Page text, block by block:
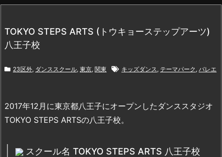
TOKYO STEPS ARTS (トウキョーステップアーツ)
八王子校
23区外, ダンススクール, 東京, 関東 キッズダンス, テーマパーク , バレエ
2017年12月に東京都八王子にオープンしたダンススタジオ
TOKYO STEPS ARTSの八王子校。
スクール名 TOKYO STEPS ARTS 八王子校